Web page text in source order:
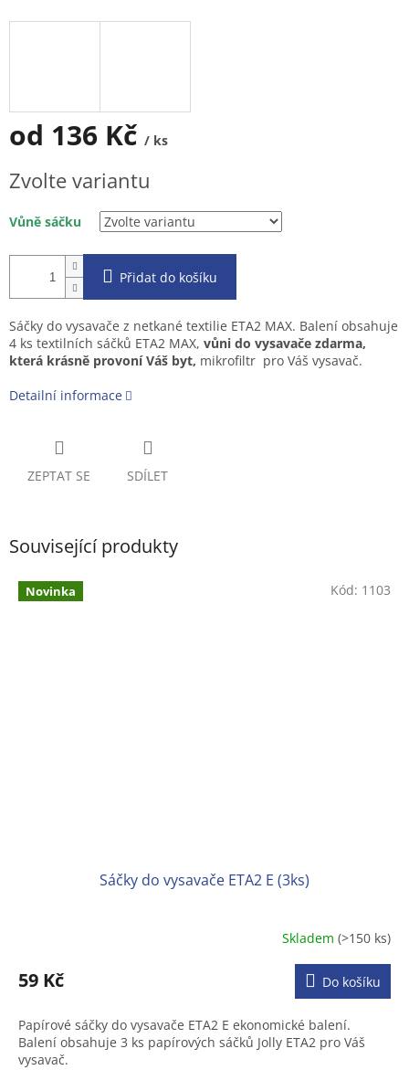
od 136 Kč / ks
cena:
Zvolte variantu
Vůně sáčku
Přidat do košíku
Sáčky do vysavače z netkané textilie ETA2 MAX. Balení obsahuje
4 ks textilních sáčků ETA2 MAX, vůni do vysavače zdarma,
která krásně provoní Váš byt, mikrofiltr pro Váš vysavač.
Detailní informace
ZEPTAT SE SDÍLET
Související produkty
Novinka
Sáčky do vysavače ETA2 E (3ks)
Skladem (>150 ks)
59 Kč Do košíku
Papírové sáčky do vysavače ETA2 E ekonomické balení.
Balení obsahuje 3 ks papírových sáčků Jolly ETA2 pro Váš
vysavač.
Kód: 1103